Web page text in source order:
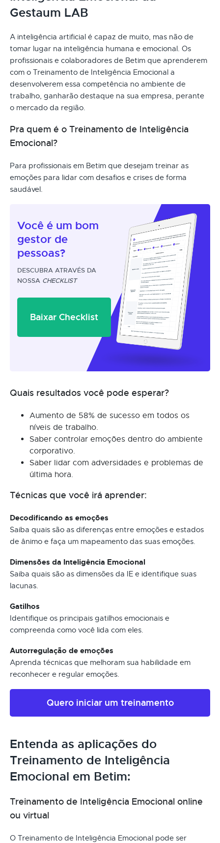
Gestaum LAB
A inteligência artificial é capaz de muito, mas não de
tomar lugar na inteligência humana e emocional. Os
profissionais e colaboradores de Betim que aprenderem
com o Treinamento de Inteligência Emocional a
desenvolverem essa competência no ambiente de
trabalho, ganharão destaque na sua empresa, perante
o mercado da região.
Pra quem é o Treinamento de Inteligência
Emocional?
Para profissionais em Betim que desejam treinar as
emoções para lidar com desafios e crises de forma
saudável.
Você é um bom
gestor de
pessoas?
DESCUBRA ATRAVÉS DA
NOSSA CHECKLIST
Baixar Checklist
Quais resultados você pode esperar?
Aumento de 58% de sucesso em todos os
níveis de trabalho.
Saber controlar emoções dentro do ambiente
corporativo.
Saber lidar com adversidades e problemas de
última hora.
Técnicas que você irá aprender:
Decodificando as emoções
Saiba quais são as diferenças entre emoções e estados
de ânimo e faça um mapeamento das suas emoções.
Dimensões da Inteligência Emocional
Saiba quais são as dimensões da IE e identifique suas
lacunas.
Gatilhos
Identifique os principais gatilhos emocionais e
compreenda como você lida com eles.
Autorregulação de emoções
Aprenda técnicas que melhoram sua habilidade em
reconhecer e regular emoções.
Quero iniciar um treinamento
Entenda as aplicações do
Treinamento de Inteligência
Emocional em Betim:
Treinamento de Inteligência Emocional online
ou virtual
O Treinamento de Inteligência Emocional pode ser